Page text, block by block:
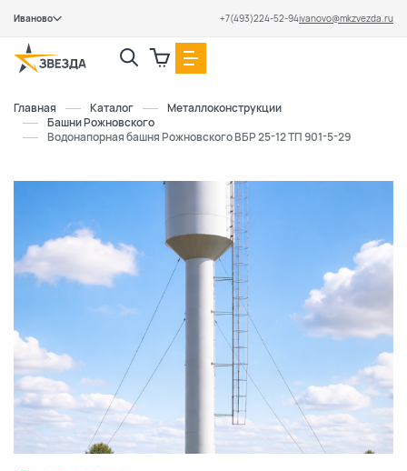
Иваново +7(493)224-52-94ivanovo@mkzvezda.ru
Главная Каталог
Металлоконструкции
Башни Рожновского
Водонапорная башня Рожновского ВБР 25-12 ТП 901-5-29